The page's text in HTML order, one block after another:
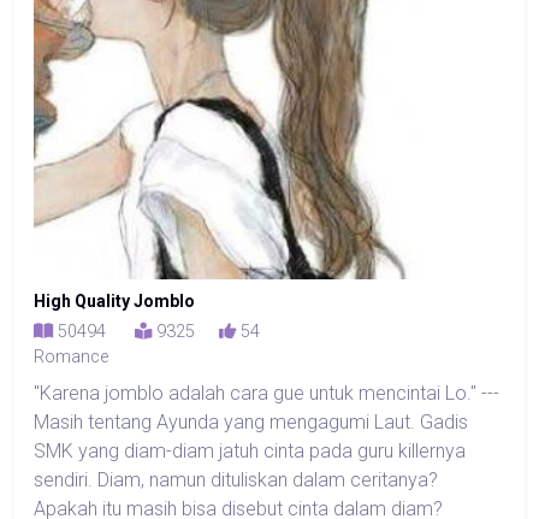
High Quality Jomblo
50494 9325
54
Romance
"Karena jomblo adalah cara gue untuk mencintai Lo." ---
Masih tentang Ayunda yang mengagumi Laut. Gadis
SMK yang diam-diam jatuh cinta pada guru killernya
sendiri. Diam, namun dituliskan dalam ceritanya?
Apakah itu masih bisa disebut cinta dalam diam?